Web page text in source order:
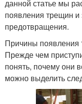
данной статье мы
появления трещин
предотвращения.
Причины появления
Прежде чем
понять, почему они
можно выделить